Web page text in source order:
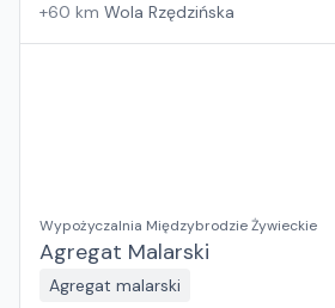
+60 km Wola Rzędzińska
Wypożyczalnia Międzybrodzie Żywieckie
Agregat Malarski
Agregat malarski